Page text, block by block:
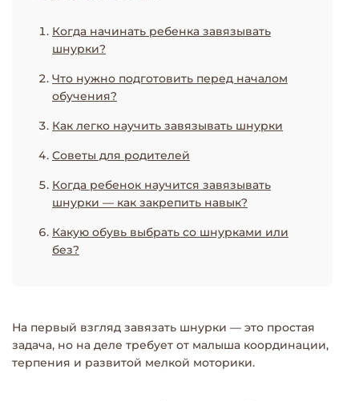
На первый взгляд завязать шнурки — это простая
задача, но на деле требует от малыша координации,
терпения и развитой мелкой моторики.
Когда начинать ребенка завязывать
шнурки?
Что нужно подготовить перед началом
обучения?
Как легко научить завязывать шнурки
Советы для родителей
Когда ребенок научится завязывать
шнурки — как закрепить навык?
Какую обувь выбрать со шнурками или
без?